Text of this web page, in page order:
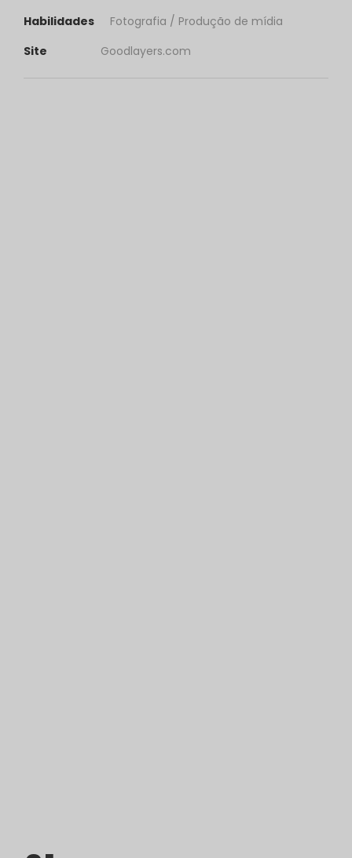
Habilidades
Fotografia / Produção de mídia
Site
Goodlayers.com